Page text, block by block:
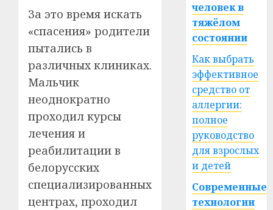
За это время искать
«спасения» родители
пытались в
различных клиниках.
Мальчик
неоднократно
проходил курсы
лечения и
реабилитации в
белорусских
специализированных
центрах, проходил
человек в
тяжёлом
состоянии
Как выбрать
эффективное
средство от
аллергии:
полное
руководство
для взрослых
и детей
Современные
технологии